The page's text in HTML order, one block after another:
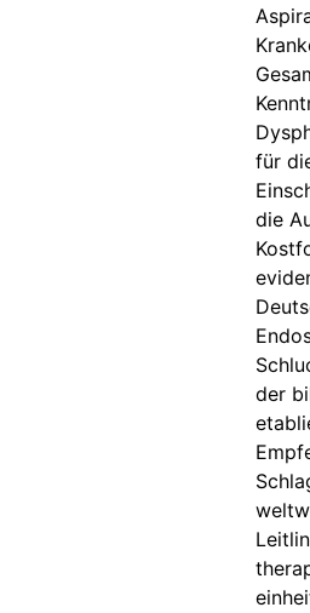
für
die
der